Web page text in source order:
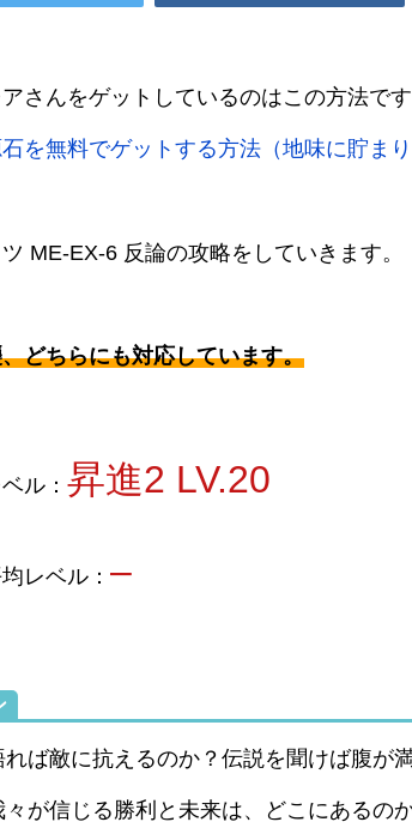
さんをゲットしているのはこの方法です
を無料でゲットする方法（地味に貯まり
ME-EX-6 反論の攻略をしていきます。
どちらにも対応しています。
ル： 昇進2 LV.20
レベル： –
れば敵に抗えるのか？伝説を聞けば腹が
が信じる勝利と未来は、どこにあるの